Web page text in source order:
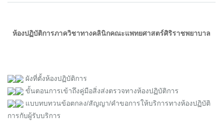
ห้องปฏิบัติการภาควิชาทางคลินิกคณะแพทยศาสตร์ศิริราชพยาบาล
ผังที่ตั้งห้องปฏิบัติการ
ขั้นตอนการเข้าถึงคู่มือสิ่งส่งตรวจทางห้องปฏิบัติการ
แบบทบทวนข้อตกลง/สัญญา/คำขอการให้บริการทางห้องปฏิบัติ
การกับผู้รับบริการ